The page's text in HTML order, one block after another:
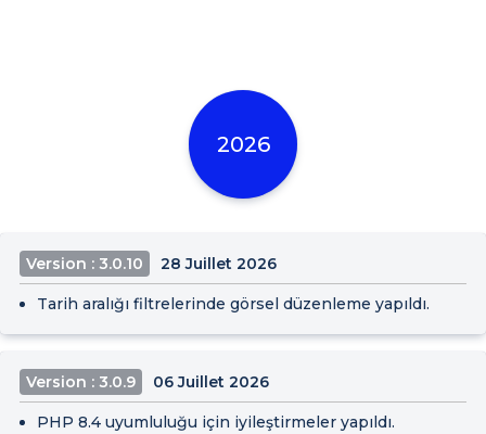
2026
Version : 3.0.10 28 Juillet 2026
Tarih aralığı filtrelerinde görsel düzenleme yapıldı.
Version : 3.0.9 06 Juillet 2026
PHP 8.4 uyumluluğu için iyileştirmeler yapıldı.